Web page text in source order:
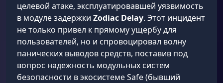
целевой атаке, эксплуатировавшей уязвимость
в модуле задержки Zodiac Delay. Этот инцидент
не только привел к прямому ущербу для
пользователей, но и спровоцировал волну
панических выводов средств, поставив под
вопрос надежность модульных систем
безопасности в экосистеме Safe (бывший